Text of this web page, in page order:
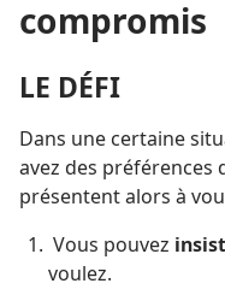
compromis
LE DÉFI
Dans une certaine
avez des préférences
présentent alors à
Vous pouvez
voulez.